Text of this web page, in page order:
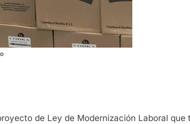
de Ley de Modernización Laboral que